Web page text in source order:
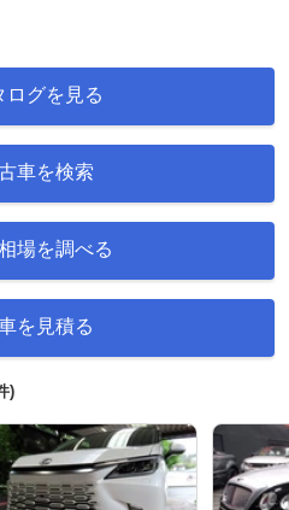
ログを見る
車を検索
場を調べる
を見積る
)